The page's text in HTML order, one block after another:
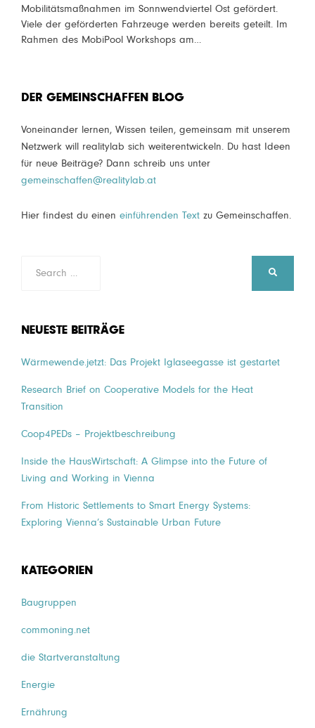
Mobilitätsmaßnahmen im Sonnwendviertel Ost gefördert.
Viele der geförderten Fahrzeuge werden bereits geteilt. Im
Rahmen des MobiPool Workshops am…
DER GEMEINSCHAFFEN BLOG
Voneinander lernen, Wissen teilen, gemeinsam mit unserem
Netzwerk will realitylab sich weiterentwickeln. Du hast Ideen
für neue Beiträge? Dann schreib uns unter
gemeinschaffen@realitylab.at
Hier findest du einen einführenden Text zu Gemeinschaffen.
NEUESTE BEITRÄGE
Wärmewende.jetzt: Das Projekt Iglaseegasse ist gestartet
Research Brief on Cooperative Models for the Heat
Transition
Coop4PEDs – Projektbeschreibung
Inside the HausWirtschaft: A Glimpse into the Future of
Living and Working in Vienna
From Historic Settlements to Smart Energy Systems:
Exploring Vienna’s Sustainable Urban Future
KATEGORIEN
Baugruppen
commoning.net
die Startveranstaltung
Energie
Ernährung